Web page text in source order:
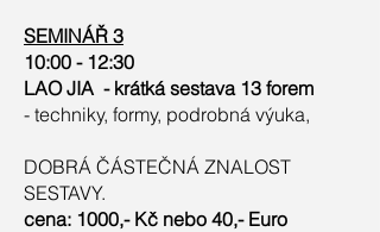
SEMINÁŘ 3
10:00 - 12:30
LAO JIA - krátká sestava 13 forem
- techniky, formy, podrobná výuka,
DOBRÁ ČÁSTEČNÁ ZNALOST
SESTAVY.
cena: 1000,- Kč nebo 40,- Euro